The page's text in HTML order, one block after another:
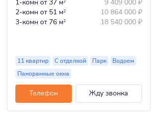
1-комн от 37 м2 9 409 000 ₽
2-комн от 51 м2 10 864 000 ₽
3-комн от 76 м2 18 540 000 ₽
11 квартир С отделкой Парк
Водоем
Панорамные окна
Телефон Жду звонка